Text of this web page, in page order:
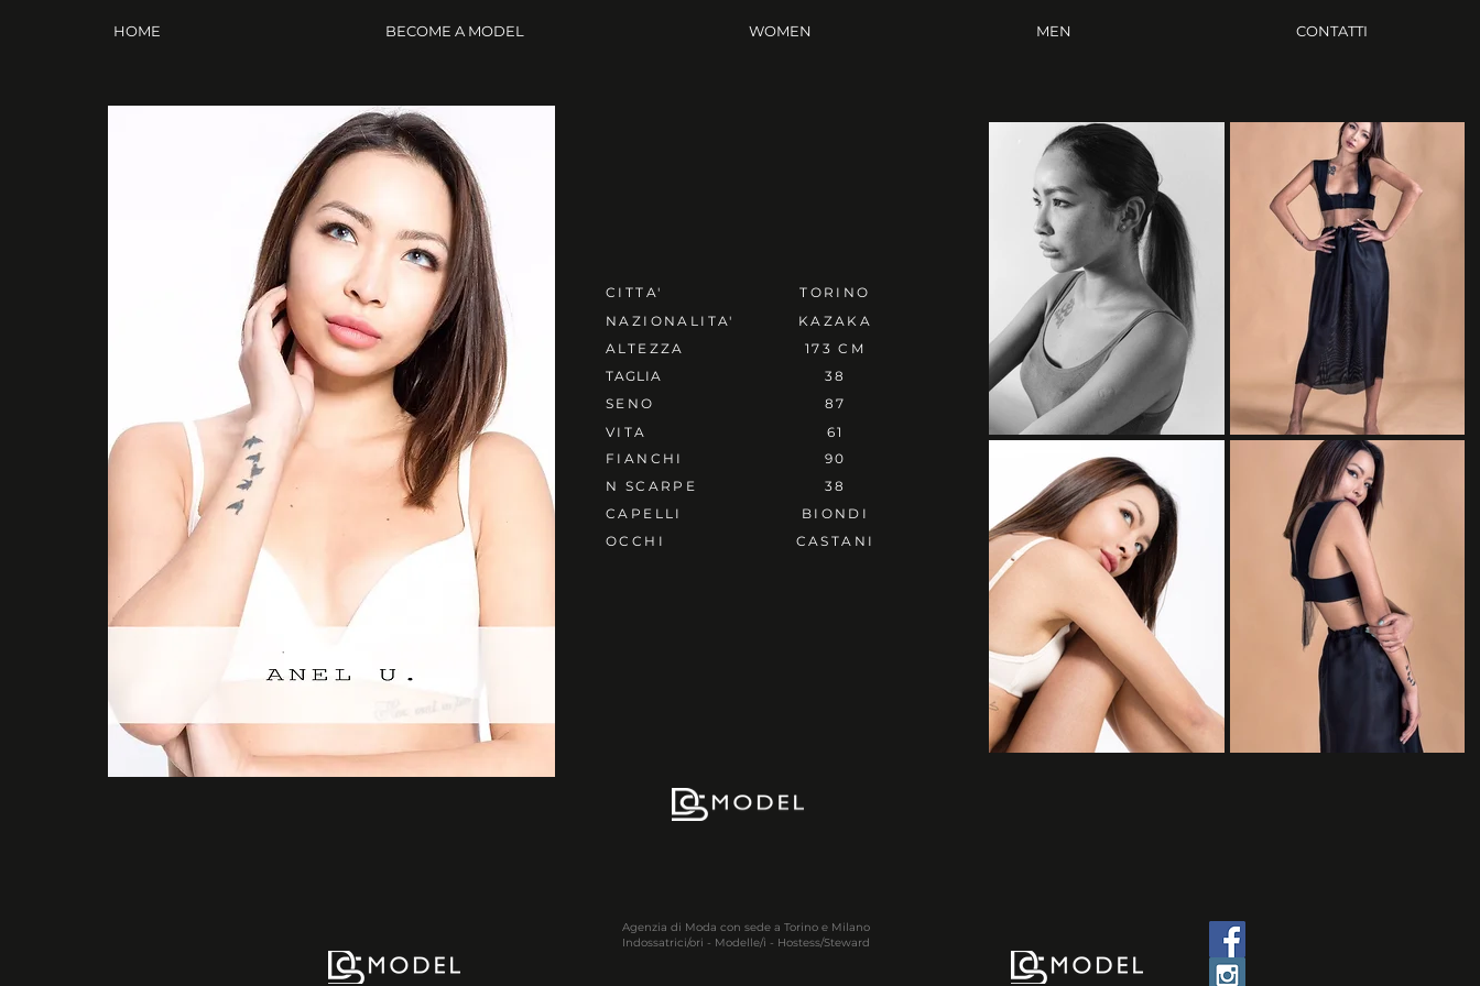
HOME BECOME A MODEL WOMEN MEN CONTATTI
KAZAKA
173 CM
38
87
61
90
38
BIONDI
CASTANI
TORINO
NAZIONALITA'
ALTEZZA
TAGLIA
SENO
VITA
FIANCHI
N SCARPE
CAPELLI
OCCHI
CITTA'
Agenzia di Moda con sede a Torino e Milano
Indossatrici/ori - Modelle/i - Hostess/Steward